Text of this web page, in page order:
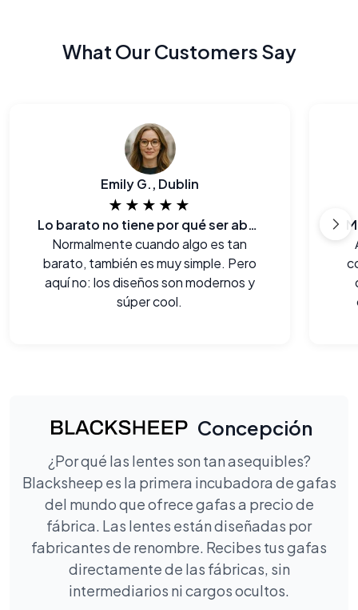
What Our Customers Say
Emily G., Dublin
★★★★★
Lo barato no tiene por qué ser aburrido!
Normalmente cuando algo es tan
barato, también es muy simple. Pero
aquí no: los diseños son modernos y
súper cool.
Concepción
¿Por qué las lentes son tan asequibles?
Blacksheep es la primera incubadora de gafas
del mundo que ofrece gafas a precio de
fábrica. Las lentes están diseñadas por
fabricantes de renombre. Recibes tus gafas
directamente de las fábricas, sin
intermediarios ni cargos ocultos.